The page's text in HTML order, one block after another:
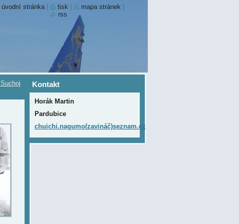
Suchoj
Kontakt
Horák Martin
Pardubice
chuichi.nagumo(zavináč)seznam.cz
úvodní stránka tisk mapa stránek
rss